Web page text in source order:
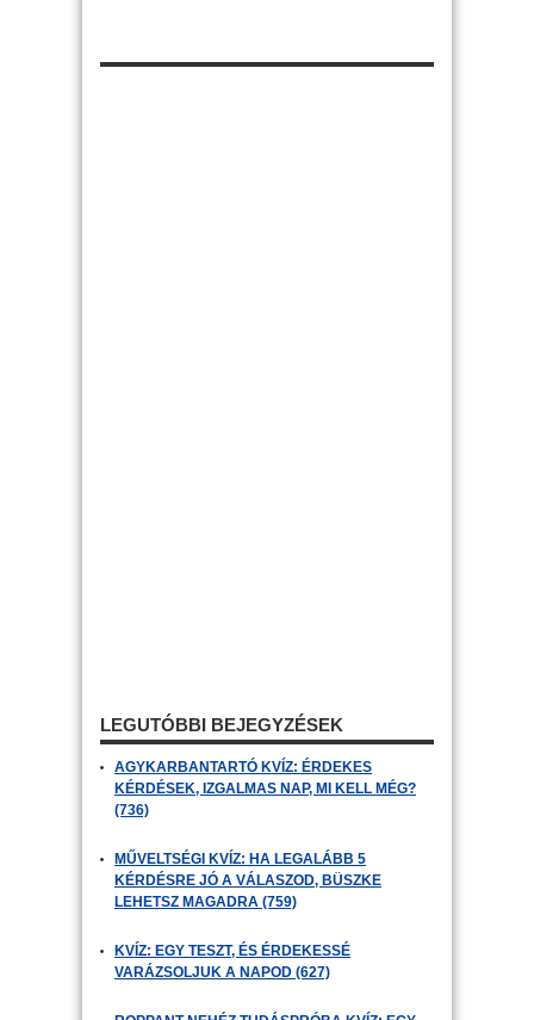
LEGUTÓBBI BEJEGYZÉSEK
AGYKARBANTARTÓ KVÍZ: ÉRDEKES
KÉRDÉSEK, IZGALMAS NAP, MI KELL MÉG?
(736)
MŰVELTSÉGI KVÍZ: HA LEGALÁBB 5
KÉRDÉSRE JÓ A VÁLASZOD, BÜSZKE
LEHETSZ MAGADRA (759)
KVÍZ: EGY TESZT, ÉS ÉRDEKESSÉ
VARÁZSOLJUK A NAPOD (627)